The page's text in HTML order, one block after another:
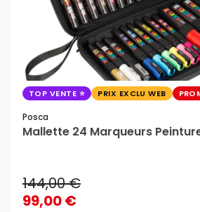
TOP VENTE PRIX EXCLU WEB
Posca
Mallette 24 Marqueurs
144,00 €
99,00 €